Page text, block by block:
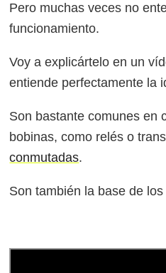
Pero muchas veces no
funcionamiento.
Voy a explicártelo en un
entiende perfectamente la
Son bastante comunes en
bobinas, como relés o
conmutadas.
Son también la base de